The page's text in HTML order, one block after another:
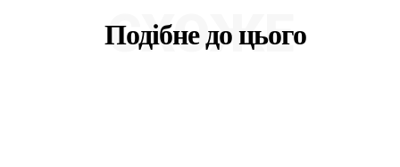
Подібне до цього
СХОЖЕ